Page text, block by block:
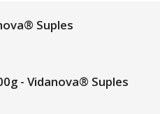
Suples
- Vidanova® Suples